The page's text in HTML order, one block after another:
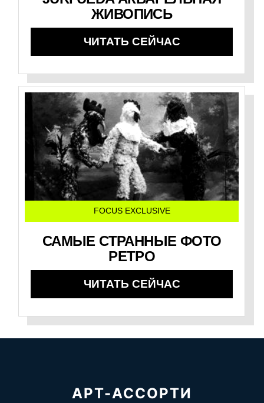
ЖИВОПИСЬ
ЧИТАТЬ СЕЙЧАС
FOCUS EXCLUSIVE
САМЫЕ СТРАННЫЕ ФОТО
РЕТРО
ЧИТАТЬ СЕЙЧАС
АРТ-АССОРТИ